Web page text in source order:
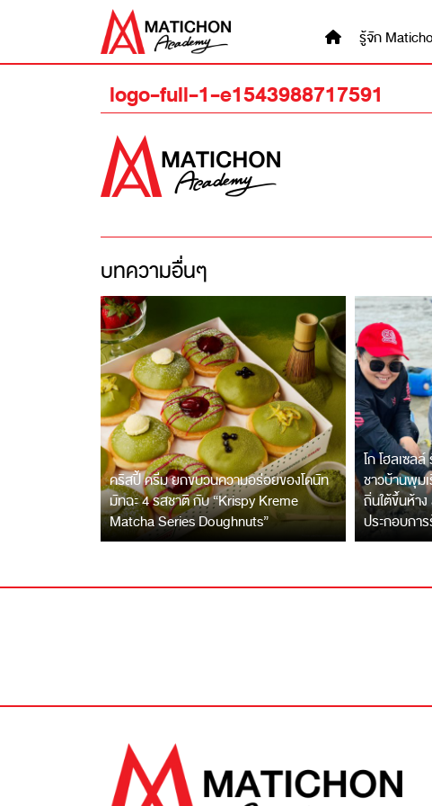
รู้จัก
logo-full-1-e1543988717591
บทความอื่นๆ
คริสปี้ ครีม ยกขบวนความอร่อยของโดนัท
มัทฉะ 4 รสชาติ กับ “Krispy Kreme
Matcha Series Doughnuts”
โก โฮลเซล
ชาวบ้านพุม
ถิ่นใต้ขึ้นห้า
ประกอบกา